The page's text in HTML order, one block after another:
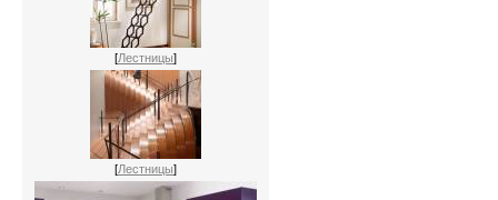
[Лестницы]
[Лестницы]